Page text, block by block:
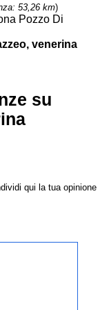
53,26 km)
Pozzo Di
venerina
su
qui la tua opinione